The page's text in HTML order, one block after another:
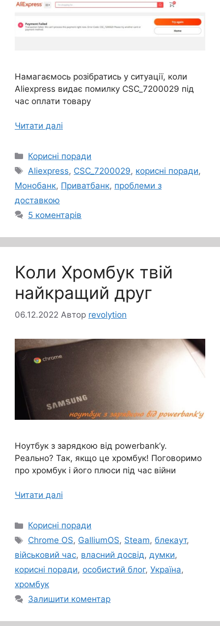
Намагаємось розібратись у ситуації, коли
Aliexpress видає помилку CSC_7200029 під
час оплати товару
Читати далі
Категорії
Корисні поради
Позначки
Aliexpress, CSC_7200029, корисні поради,
Монобанк, Приватбанк, проблеми з
доставкою
5 коментарів
Коли Хромбук твій
найкращий друг
06.12.2022 Автор revolytion
Ноутбук з зарядкою від powerbank’у.
Реально? Так, якщо це хромбук! Поговоримо
про хромбук і його плюси під час війни
Читати далі
Категорії
Корисні поради
Позначки
Chrome OS, GalliumOS, Steam,блекаут,
військовий час, власний досвід, думки,
корисні поради, особистий блог, Україна,
хромбук
Залишити коментар